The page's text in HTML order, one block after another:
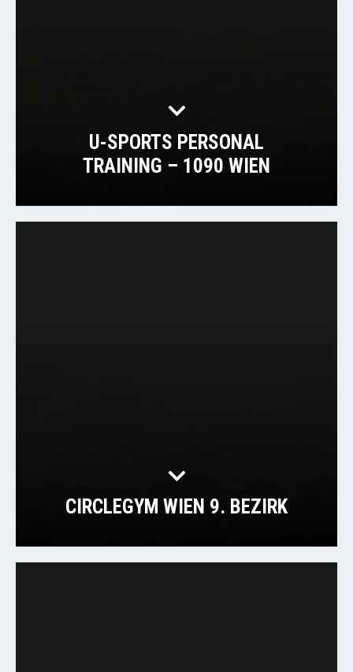
U-SPORTS PERSONAL
TRAINING – 1090 WIEN
CIRCLEGYM WIEN 9. BEZIRK